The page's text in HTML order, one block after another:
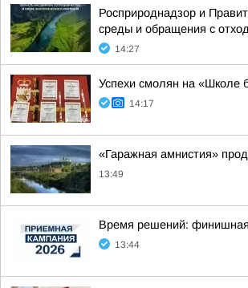
Росприроднадзор и
среды и обращения с
14:27
Успехи смолян на «Школе
14:17
«Гаражная амнистия»
13:49
Время решений:
13:44